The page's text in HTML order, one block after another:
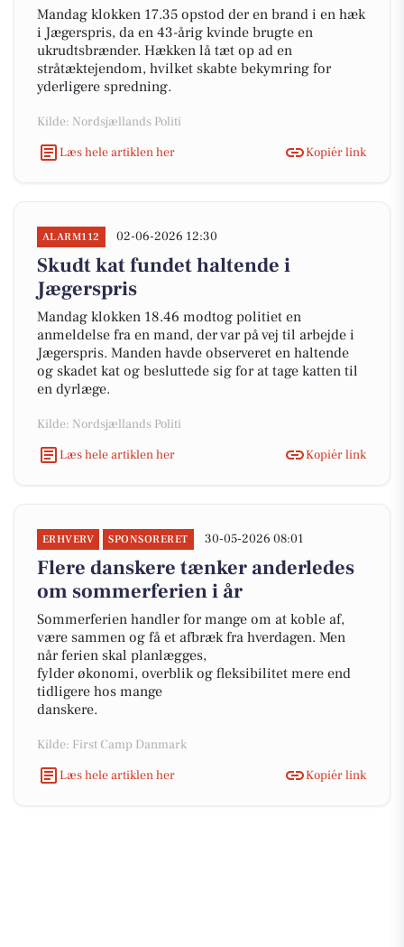
Mandag klokken 17.35 opstod der en brand i en hæk
i Jægerspris, da en 43-årig kvinde brugte en
ukrudtsbrænder. Hækken lå tæt op ad en
stråtæktejendom, hvilket skabte bekymring for
yderligere spredning.
Kilde: Nordsjællands Politi
Læs hele artiklen her
Kopiér link
ALARM112 02-06-2026 12:30
Skudt kat fundet haltende i
Jægerspris
Mandag klokken 18.46 modtog politiet en
anmeldelse fra en mand, der var på vej til arbejde i
Jægerspris. Manden havde observeret en haltende
og skadet kat og besluttede sig for at tage katten til
en dyrlæge.
Kilde: Nordsjællands Politi
Læs hele artiklen her
Kopiér link
ERHVERV SPONSORERET 30-05-2026 08:01
Flere danskere tænker anderledes
om sommerferien i år
Sommerferien handler for mange om at koble af,
være sammen og få et afbræk fra hverdagen. Men
når ferien skal planlægges,
fylder økonomi, overblik og fleksibilitet mere end
tidligere hos mange
danskere.
Kilde: First Camp Danmark
Læs hele artiklen her
Kopiér link